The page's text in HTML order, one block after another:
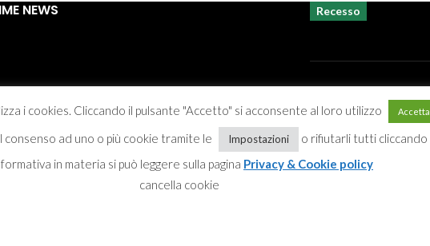
NEWS Recesso
Privacy & Cookie policy
i cookies. Cliccando il pulsante "Accetto" si acconsente al loro utilizzo Accetta
consenso ad uno o più cookie tramite le Impostazioni o rifiutarli tutti cliccando
in materia si può leggere sulla pagina Privacy & Cookie policy
cancella cookie